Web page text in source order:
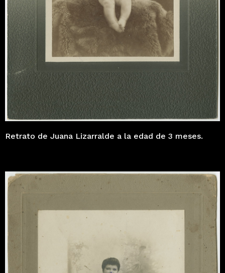
Retrato de Juana Lizarralde a la edad de 3 meses.